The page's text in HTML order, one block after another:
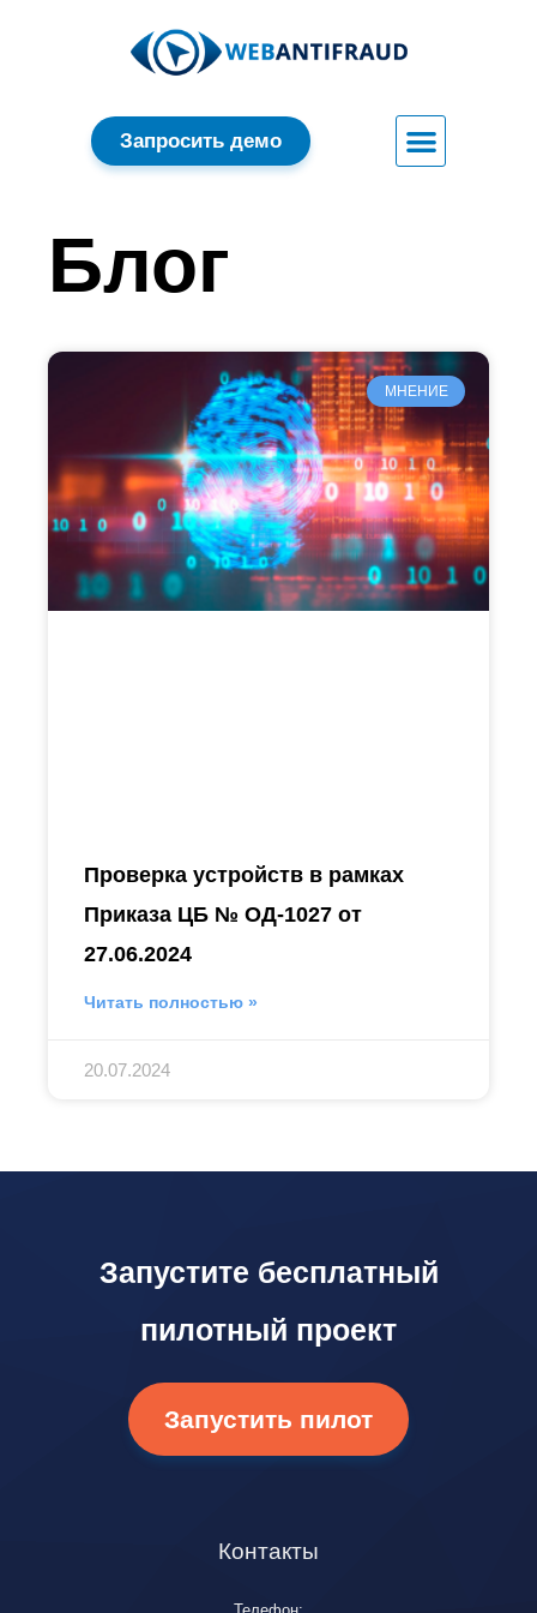
Запросить демо
Блог
МНЕНИЕ
Проверка устройств в рамках
Приказа ЦБ № ОД-1027 от
27.06.2024
Читать полностью »
20.07.2024
Запустите бесплатный
пилотный проект
Запустить пилот
Контакты